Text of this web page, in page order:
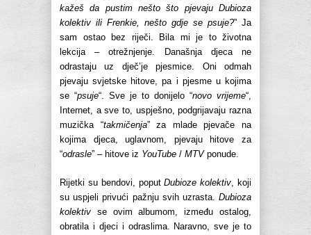
kažeš da pustim nešto što pjevaju Dubioza
kolektiv ili Frenkie, nešto gdje se psuje?” Ja
sam ostao bez riječi. Bila mi je to životna
lekcija – otrežnjenje. Današnja djeca ne
odrastaju uz dječ’je pjesmice. Oni odmah
pjevaju svjetske hitove, pa i pjesme u kojima
se “psuje“. Sve je to donijelo “novo vrijeme“,
Internet, a sve to, uspješno, podgrijavaju razna
muzička “takmičenja” za mlade pjevače na
kojima djeca, uglavnom, pjevaju hitove za
“odrasle” – hitove iz YouTube / MTVponude.
Rijetki su bendovi, poputDubioze kolektiv, koji
su uspjeli privući pažnju svih uzrasta. Dubioza
kolektiv se ovim albumom, između ostalog,
obratila i djeci i odraslima. Naravno, sve je to